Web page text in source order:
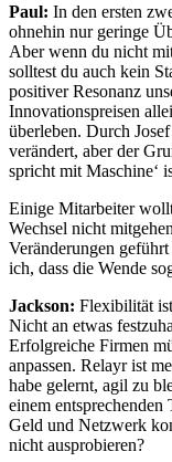
Paul: In den ersten
ohnehin nur geringe
Aber wenn du nicht
solltest du auch kein
positiver Resonanz
Innovationspreisen
überleben. Durch
verändert, aber der
spricht mit Maschine‘
Einige Mitarbeiter
Wechsel nicht
Veränderungen
ich, dass die Wende
Jackson: Flexibilität
Nicht an etwas
Erfolgreiche Firmen
anpassen. Relayr ist
habe gelernt, agil zu
einem
Geld und Netzwerk
nicht ausprobieren?